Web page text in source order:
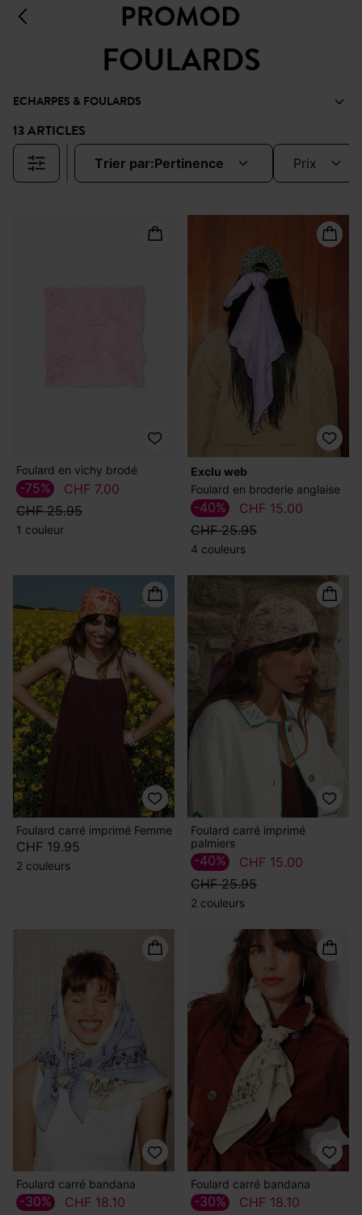
FOULARDS
ECHARPES & FOULARDS
13 ARTICLES
trier par: pertinence prix
Foulard en vichy brodé
CHF 7.00
CHF 25.95
-75%
1 couleur
exclu web
Foulard en broderie anglaise
CHF 15.00
CHF 25.95
-40%
4 couleurs
Foulard carré imprimé Femme
CHF 19.95
2 couleurs
Foulard carré imprimé
palmiers
CHF 15.00
CHF 25.95
-40%
2 couleurs
Foulard carré bandana
CHF 18.10
-30%
Foulard carré bandana
CHF 18.10
-30%